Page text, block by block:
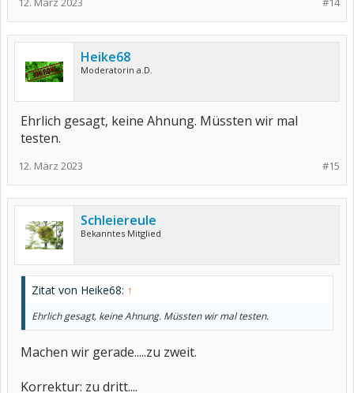
Heike68
Moderatorin a.D.
Ehrlich gesagt, keine Ahnung. Müssten wir mal
testen.
#15
12. März 2023
Schleiereule
Bekanntes Mitglied
Zitat von Heike68: ↑
Ehrlich gesagt, keine Ahnung. Müssten wir mal testen.
Machen wir gerade.....zu zweit.
Korrektur: zu dritt....